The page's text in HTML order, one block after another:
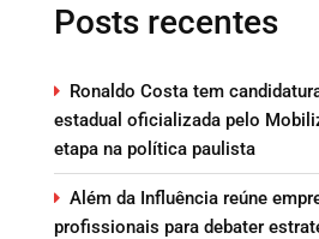
Posts recentes
Ronaldo Costa tem
estadual oficializada pelo
etapa na política paulista
Além da Influência reúne
profissionais para debater